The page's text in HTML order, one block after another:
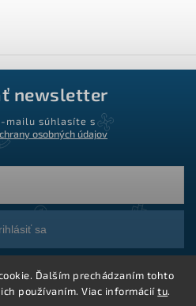
Ďalším prechádzaním tohto
používaním. Viac informáciítu.
newsletter
mailu súhlasíte s
osobných údajov
sa